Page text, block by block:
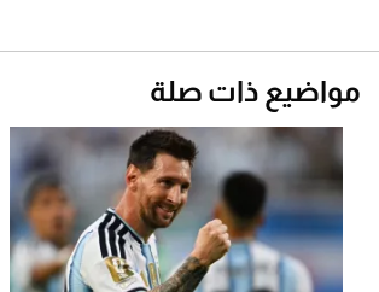
مواضيع ذات صلة